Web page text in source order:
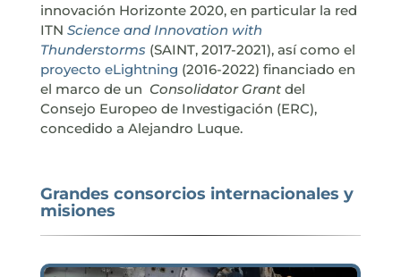
innovación Horizonte 2020, en particular la red
ITN Science and Innovation with
Thunderstorms (SAINT, 2017-2021), así como el
proyecto eLightning (2016-2022) financiado en
el marco de un Consolidator Grantdel
Consejo Europeo de Investigación (ERC),
concedido a Alejandro Luque.
Grandes consorcios internacionales y
misiones